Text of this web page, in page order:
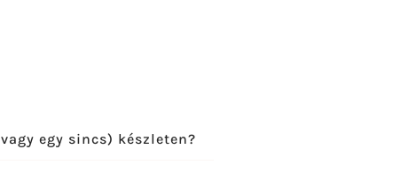
egy sincs) készleten?